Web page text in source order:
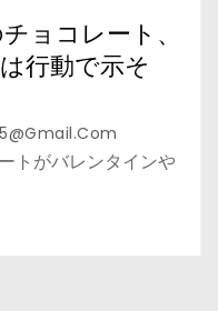
ョコレート、
行動で示そ
トがバレンタインや